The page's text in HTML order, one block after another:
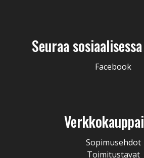
Seuraa
Facebook
Sopimusehdot
Toimitustavat